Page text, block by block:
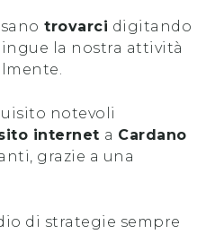
trovarci digitando
la nostra attività
notevoli
internet a Cardano
grazie a una
di strategie sempre